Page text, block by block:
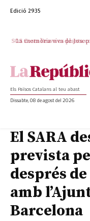
Edició 2935
La memòria viva de Josep
Els Països Catalans al teu abast
Dissabte, 08 de agost del 2026
El SARA
prevista
després
amb
Barcelona